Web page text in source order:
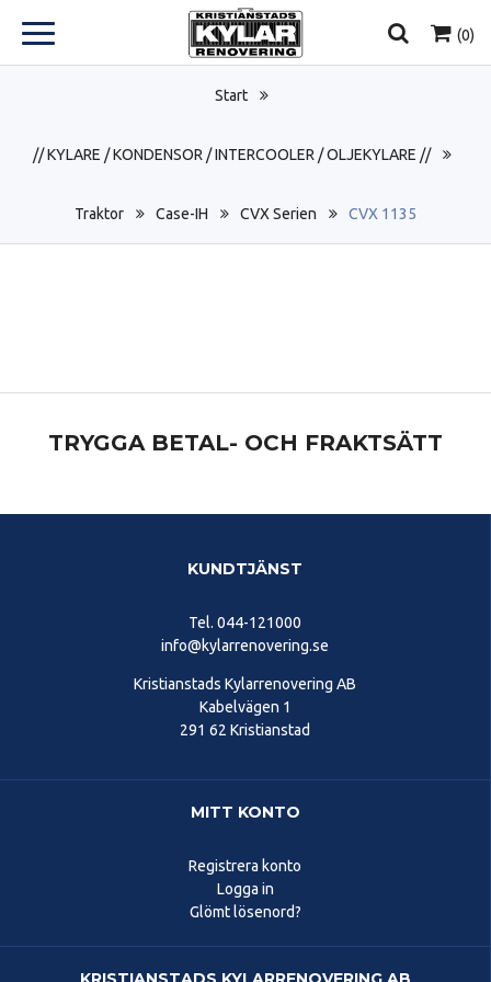
(0)
Start
// KYLARE / KONDENSOR / INTERCOOLER / OLJEKYLARE //
Traktor Case-IH CVX Serien CVX 1135
TRYGGA BETAL- OCH FRAKTSÄTT
KUNDTJÄNST
Tel. 044-121000
info@kylarrenovering.se
Kristianstads Kylarrenovering AB
Kabelvägen 1
291 62 Kristianstad
MITT KONTO
Registrera konto
Logga in
Glömt lösenord?